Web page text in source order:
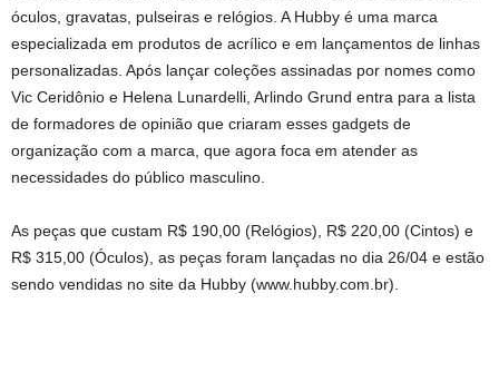
óculos, gravatas, pulseiras e relógios. A Hubby é uma marca
especializada em produtos de acrílico e em lançamentos de linhas
personalizadas. Após lançar coleções assinadas por nomes como
Vic Ceridônio e Helena Lunardelli, Arlindo Grund entra para a lista
de formadores de opinião que criaram esses gadgets de
organização com a marca, que agora foca em atender as
necessidades do público masculino.
As peças que custam R$ 190,00 (Relógios), R$ 220,00 (Cintos) e
R$ 315,00 (Óculos), as peças foram lançadas no dia 26/04 e estão
sendo vendidas no site da Hubby (www.hubby.com.br).